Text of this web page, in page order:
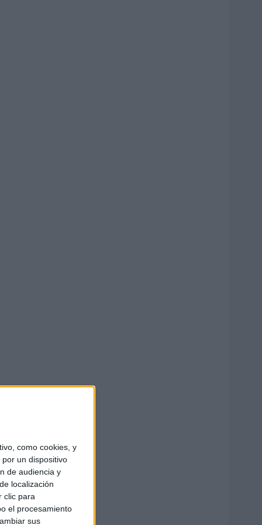
como cookies, y
un dispositivo
de audiencia y
localización
clic para
el procesamiento
sus